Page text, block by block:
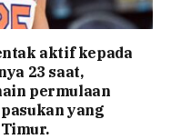
aktif kepada
23 saat,
permulaan
yang